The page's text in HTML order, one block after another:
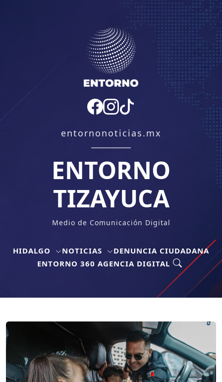
entornonoticias.mx
ENTORNO
TIZAYUCA
Medio de Comunicación Digital
HIDALGO NOTICIAS
DENUNCIA CIUDADANA
ENTORNO 360 AGENCIA DIGITAL